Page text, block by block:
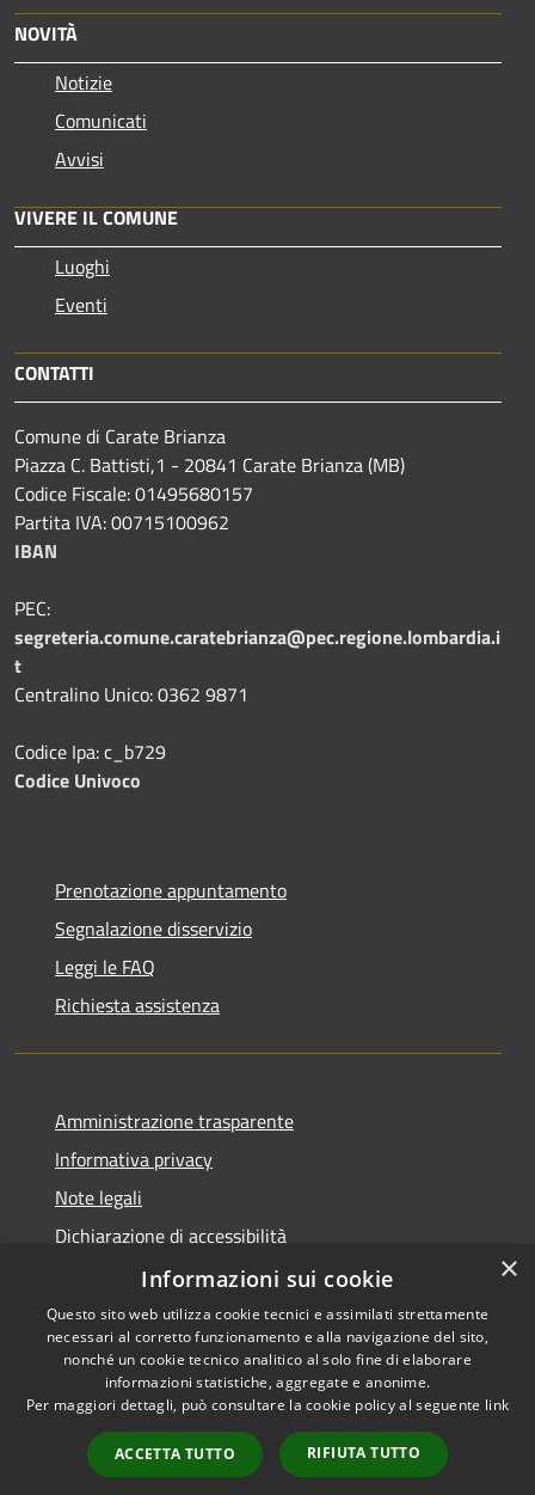
NOVITÀ
Notizie
Comunicati
Avvisi
VIVERE IL COMUNE
Luoghi
Eventi
CONTATTI
Comune di Carate Brianza
Piazza C. Battisti,1 - 20841 Carate Brianza (MB)
Codice Fiscale: 01495680157
Partita IVA: 00715100962
IBAN
PEC:
segreteria.comune.caratebrianza@pec.regione.lombardia.i
t
Centralino Unico: 0362 9871
Codice Ipa: c_b729
Codice Univoco
Prenotazione appuntamento
Segnalazione disservizio
Leggi le FAQ
Richiesta assistenza
Amministrazione trasparente
Informativa privacy
Note legali
Dichiarazione di accessibilità
Accessibilità
Privacy
Mappa del sito
×
Informazioni sui cookie
Questo sito web utilizza cookie tecnici e assimilati strettamente
necessari al corretto funzionamento e alla navigazione del sito,
nonché un cookie tecnico analitico al solo fine di elaborare
informazioni statistiche, aggregate e anonime.
Per maggiori dettagli, può consultare la cookie policy al seguente link
ACCETTA TUTTO RIFIUTA TUTTO